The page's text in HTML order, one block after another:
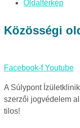
Oldaltérkép
Közösségi
Facebook-f Youtube
A Súlypont
szerzői jogvédelem
tilos!